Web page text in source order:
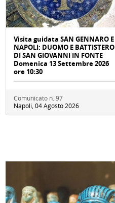
Visita guidata SAN GENNARO E
NAPOLI: DUOMO E BATTISTERO
DI SAN GIOVANNI IN FONTE
Domenica 13 Settembre 2026
ore 10:30
Comunicato n. 97
Napoli, 04 Agosto 2026